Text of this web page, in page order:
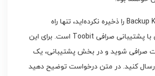
در صورتی که Backup Key را ذخیره نکرده‌اید، تنها راه
باقی‌مانده، تماس با پشتیبانی صرافی Toobit است. برای این
صرافی شوید و در بخش پشتیبانی، یک
کنید. در متن درخواست توضیح دهید